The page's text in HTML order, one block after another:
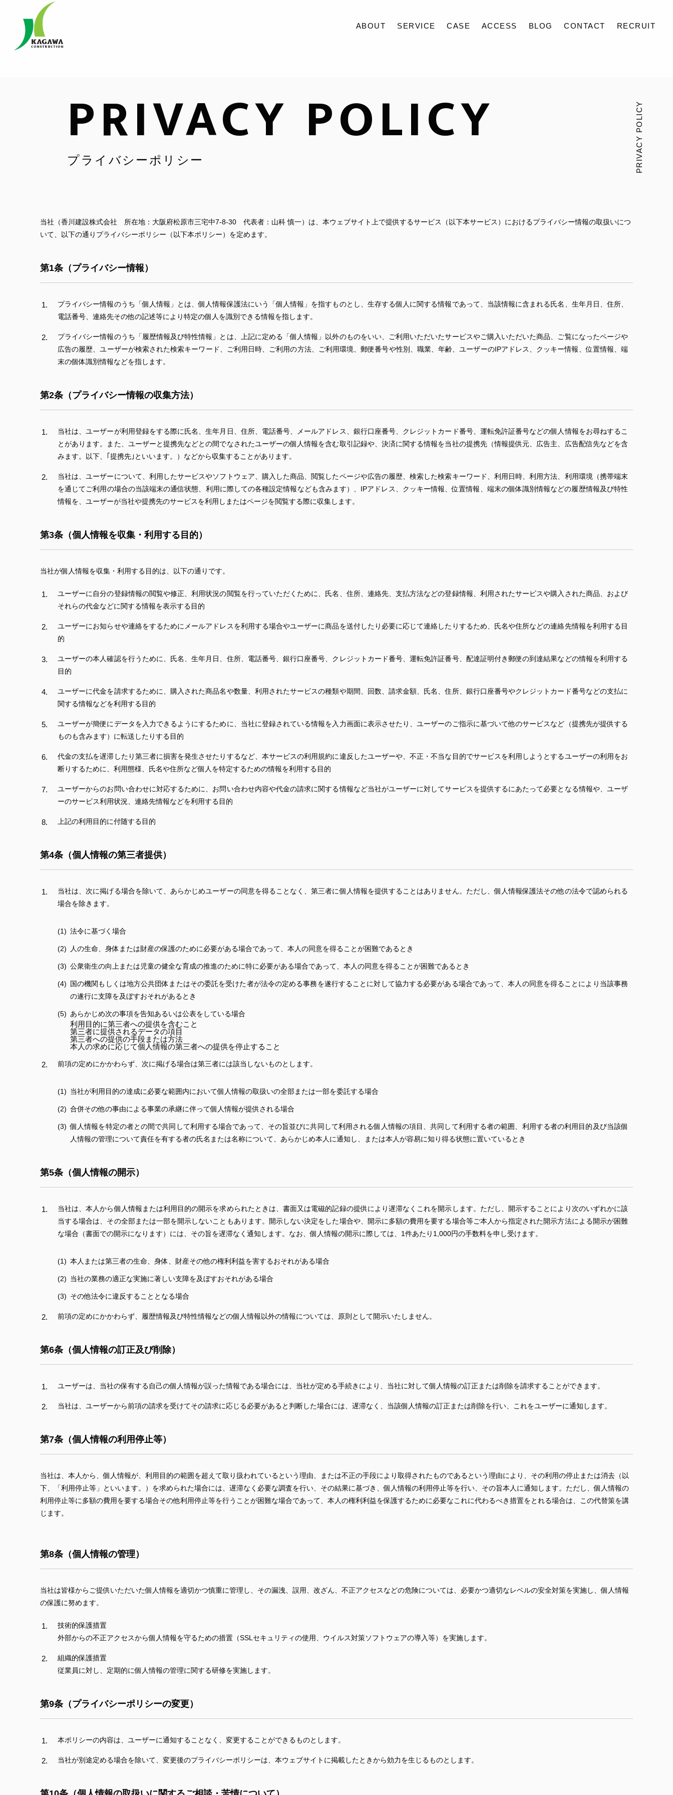
ABOUT SERVICE CASE ACCESS BLOG CONTACT RECRUIT
CASE
ACCESS
PRIVACY POLICY
プライバシーポリシー PRIVACY POLICY
当社（香川建設株式会社 所在地：大阪府松原市三宅中7-8-30 代表者：山科 慎一）は、本ウェブサイト上で提供するサービス（以下本サービス）におけるプライバシー情報の取扱いにつ
いて、以下の通りプライバシーポリシー（以下本ポリシー）を定めます。
第1条（プライバシー情報）
プライバシー情報のうち「個人情報」とは、個人情報保護法にいう「個人情報」を指すものとし、生存する個人に関する情報であって、当該情報に含まれる氏名、生年月日、住所、
電話番号、連絡先その他の記述等により特定の個人を識別できる情報を指します。
プライバシー情報のうち「履歴情報及び特性情報」とは、上記に定める「個人情報」以外のものをいい、ご利用いただいたサービスやご購入いただいた商品、ご覧になったページや
広告の履歴、ユーザーが検索された検索キーワード、ご利用日時、ご利用の方法、ご利用環境、郵便番号や性別、職業、年齢、ユーザーのIPアドレス、クッキー情報、位置情報、端
末の個体識別情報などを指します。
第2条（プライバシー情報の収集方法）
当社は、ユーザーが利用登録をする際に氏名、生年月日、住所、電話番号、メールアドレス、銀行口座番号、クレジットカード番号、運転免許証番号などの個人情報をお尋ねするこ
とがあります。また、ユーザーと提携先などとの間でなされたユーザーの個人情報を含む取引記録や、決済に関する情報を当社の提携先（情報提供元、広告主、広告配信先などを含
みます。以下、｢提携先｣といいます。）などから収集することがあります。
当社は、ユーザーについて、利用したサービスやソフトウェア、購入した商品、閲覧したページや広告の履歴、検索した検索キーワード、利用日時、利用方法、利用環境（携帯端末
を通じてご利用の場合の当該端末の通信状態、利用に際しての各種設定情報なども含みます）、IPアドレス、クッキー情報、位置情報、端末の個体識別情報などの履歴情報及び特性
情報を、ユーザーが当社や提携先のサービスを利用しまたはページを閲覧する際に収集します。
第3条（個人情報を収集・利用する目的）
当社が個人情報を収集・利用する目的は、以下の通りです。
ユーザーに自分の登録情報の閲覧や修正、利用状況の閲覧を行っていただくために、氏名、住所、連絡先、支払方法などの登録情報、利用されたサービスや購入された商品、および
それらの代金などに関する情報を表示する目的
ユーザーにお知らせや連絡をするためにメールアドレスを利用する場合やユーザーに商品を送付したり必要に応じて連絡したりするため、氏名や住所などの連絡先情報を利用する目
的
ユーザーの本人確認を行うために、氏名、生年月日、住所、電話番号、銀行口座番号、クレジットカード番号、運転免許証番号、配達証明付き郵便の到達結果などの情報を利用する
目的
ユーザーに代金を請求するために、購入された商品名や数量、利用されたサービスの種類や期間、回数、請求金額、氏名、住所、銀行口座番号やクレジットカード番号などの支払に
関する情報などを利用する目的
ユーザーが簡便にデータを入力できるようにするために、当社に登録されている情報を入力画面に表示させたり、ユーザーのご指示に基づいて他のサービスなど（提携先が提供する
ものも含みます）に転送したりする目的
代金の支払を遅滞したり第三者に損害を発生させたりするなど、本サービスの利用規約に違反したユーザーや、不正・不当な目的でサービスを利用しようとするユーザーの利用をお
断りするために、利用態様、氏名や住所など個人を特定するための情報を利用する目的
ユーザーからのお問い合わせに対応するために、お問い合わせ内容や代金の請求に関する情報など当社がユーザーに対してサービスを提供するにあたって必要となる情報や、ユーザ
ーのサービス利用状況、連絡先情報などを利用する目的
上記の利用目的に付随する目的
第4条（個人情報の第三者提供）
当社は、次に掲げる場合を除いて、あらかじめユーザーの同意を得ることなく、第三者に個人情報を提供することはありません。ただし、個人情報保護法その他の法令で認められる
場合を除きます。
法令に基づく場合
人の生命、身体または財産の保護のために必要がある場合であって、本人の同意を得ることが困難であるとき
公衆衛生の向上または児童の健全な育成の推進のために特に必要がある場合であって、本人の同意を得ることが困難であるとき
国の機関もしくは地方公共団体またはその委託を受けた者が法令の定める事務を遂行することに対して協力する必要がある場合であって、本人の同意を得ることにより当該事務
の遂行に支障を及ぼすおそれがあるとき
あらかじめ次の事項を告知あるいは公表をしている場合
利用目的に第三者への提供を含むこと
第三者に提供されるデータの項目
第三者への提供の手段または方法
本人の求めに応じて個人情報の第三者への提供を停止すること
前項の定めにかかわらず、次に掲げる場合は第三者には該当しないものとします。
当社が利用目的の達成に必要な範囲内において個人情報の取扱いの全部または一部を委託する場合
合併その他の事由による事業の承継に伴って個人情報が提供される場合
個人情報を特定の者との間で共同して利用する場合であって、その旨並びに共同して利用される個人情報の項目、共同して利用する者の範囲、利用する者の利用目的及び当該個
人情報の管理について責任を有する者の氏名または名称について、あらかじめ本人に通知し、または本人が容易に知り得る状態に置いているとき
第5条（個人情報の開示）
当社は、本人から個人情報または利用目的の開示を求められたときは、書面又は電磁的記録の提供により遅滞なくこれを開示します。ただし、開示することにより次のいずれかに該
当する場合は、その全部または一部を開示しないこともあります。開示しない決定をした場合や、開示に多額の費用を要する場合等ご本人から指定された開示方法による開示が困難
な場合（書面での開示になります）には、その旨を遅滞なく通知します。なお、個人情報の開示に際しては、1件あたり1,000円の手数料を申し受けます。
本人または第三者の生命、身体、財産その他の権利利益を害するおそれがある場合
当社の業務の適正な実施に著しい支障を及ぼすおそれがある場合
その他法令に違反することとなる場合
前項の定めにかかわらず、履歴情報及び特性情報などの個人情報以外の情報については、原則として開示いたしません。
第6条（個人情報の訂正及び削除）
ユーザーは、当社の保有する自己の個人情報が誤った情報である場合には、当社が定める手続きにより、当社に対して個人情報の訂正または削除を請求することができます。
当社は、ユーザーから前項の請求を受けてその請求に応じる必要があると判断した場合には、遅滞なく、当該個人情報の訂正または削除を行い、これをユーザーに通知します。
第7条（個人情報の利用停止等）
当社は、本人から、個人情報が、利用目的の範囲を超えて取り扱われているという理由、または不正の手段により取得されたものであるという理由により、その利用の停止または消去（以
下、「利用停止等」といいます。）を求められた場合には、遅滞なく必要な調査を行い、その結果に基づき、個人情報の利用停止等を行い、その旨本人に通知します。ただし、個人情報の
利用停止等に多額の費用を要する場合その他利用停止等を行うことが困難な場合であって、本人の権利利益を保護するために必要なこれに代わるべき措置をとれる場合は、この代替策を講
じます。
第8条（個人情報の管理）
当社は皆様からご提供いただいた個人情報を適切かつ慎重に管理し、その漏洩、誤用、改ざん、不正アクセスなどの危険については、必要かつ適切なレベルの安全対策を実施し、個人情報
の保護に努めます。
技術的保護措置
外部からの不正アクセスから個人情報を守るための措置（SSLセキュリティの使用、ウイルス対策ソフトウェアの導入等）を実施します。
組織的保護措置
従業員に対し、定期的に個人情報の管理に関する研修を実施します。
第9条（プライバシーポリシーの変更）
本ポリシーの内容は、ユーザーに通知することなく、変更することができるものとします。
当社が別途定める場合を除いて、変更後のプライバシーポリシーは、本ウェブサイトに掲載したときから効力を生じるものとします。